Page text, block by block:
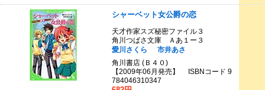
シャーベット女公爵の恋
天才作家スズ秘密ファイル３
角川つばさ文庫 Ａあ１ー３
愛川さくら
市井あさ
角川書店 (Ｂ４０)
【2009年06月発売】 ISBNコード 9
784046310347